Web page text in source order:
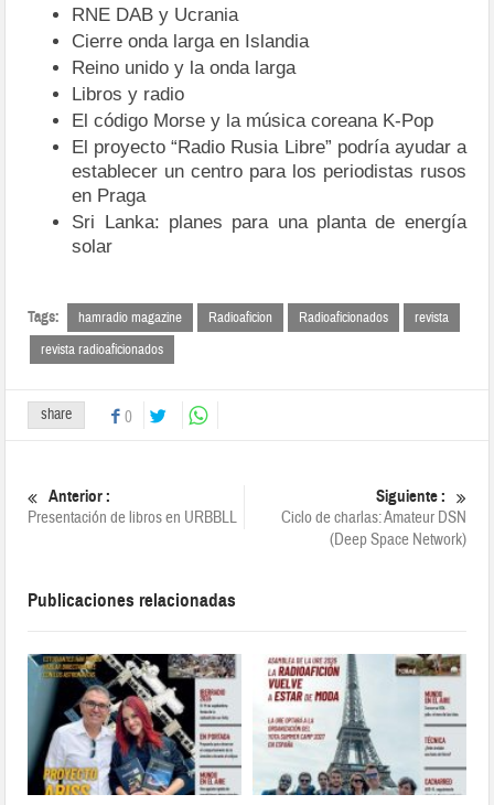
RNE DAB y Ucrania
Cierre onda larga en Islandia
Reino unido y la onda larga
Libros y radio
El código Morse y la música coreana K-Pop
El proyecto “Radio Rusia Libre” podría ayudar a
establecer un centro para los periodistas rusos
en Praga
Sri Lanka: planes para una planta de energía
solar
Tags: hamradio magazine Radioaficion Radioaficionados
revista
revista radioaficionados
share 0
Anterior :
Presentación de libros en URBBLL
Siguiente :
Ciclo de charlas: Amateur DSN
(Deep Space Network)
Publicaciones relacionadas